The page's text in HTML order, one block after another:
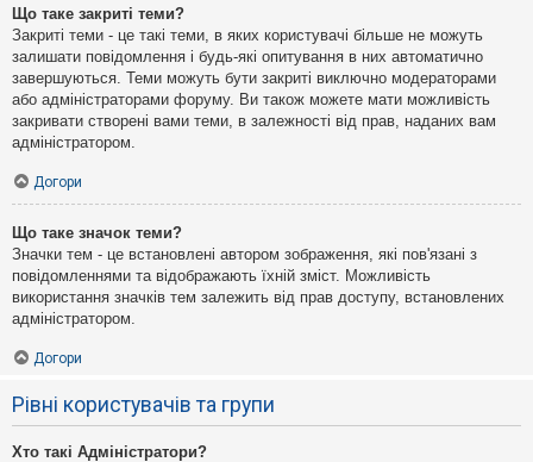
Що таке закриті теми?
Закриті теми - це такі теми, в яких користувачі більше не можуть
залишати повідомлення і будь-які опитування в них автоматично
завершуються. Теми можуть бути закриті виключно модераторами
або адміністраторами форуму. Ви також можете мати можливість
закривати створені вами теми, в залежності від прав, наданих вам
адміністратором.
Догори
Що таке значок теми?
Значки тем - це встановлені автором зображення, які пов'язані з
повідомленнями та відображають їхній зміст. Можливість
використання значків тем залежить від прав доступу, встановлених
адміністратором.
Догори
Рівні користувачів та групи
Хто такі Адміністратори?